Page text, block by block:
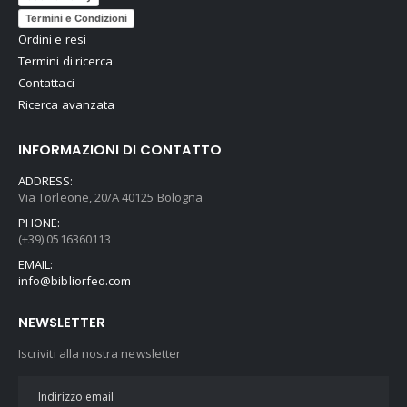
Termini e Condizioni
Ordini e resi
Termini di ricerca
Contattaci
Ricerca avanzata
INFORMAZIONI DI CONTATTO
ADDRESS:
Via Torleone, 20/A 40125 Bologna
PHONE:
(+39) 0516360113
EMAIL:
info@bibliorfeo.com
NEWSLETTER
Iscriviti alla nostra newsletter